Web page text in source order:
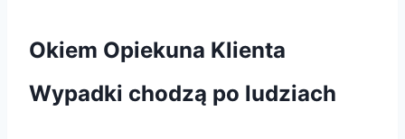
Okiem Opiekuna Klienta
Wypadki chodzą po ludziach